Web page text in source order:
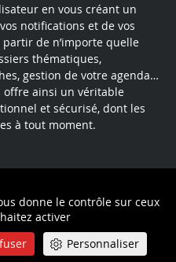
donne le contrôle sur ceux
activer
Personnaliser
en vous créant un
notifications et de vos
de n’importe quelle
thématiques,
gestion de votre agenda…
offre ainsi un véritable
et sécurisé, dont les
à tout moment.